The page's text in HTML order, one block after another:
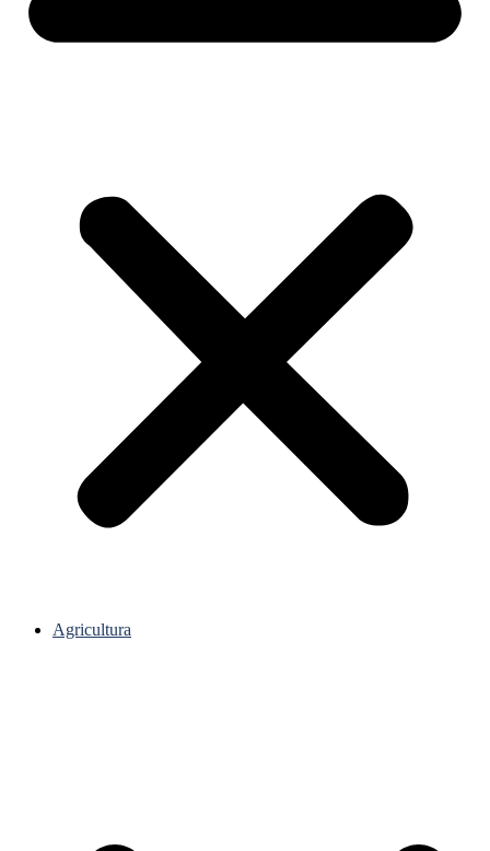
Agricultura